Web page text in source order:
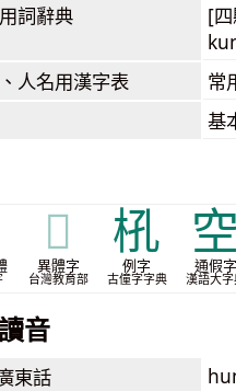
詞辭典
[
、人名用漢字表 常
基
𡤿
異體字
台灣教育部
𣏺
例字
古僮字字典
空
通假字
漢語大字
音
東話